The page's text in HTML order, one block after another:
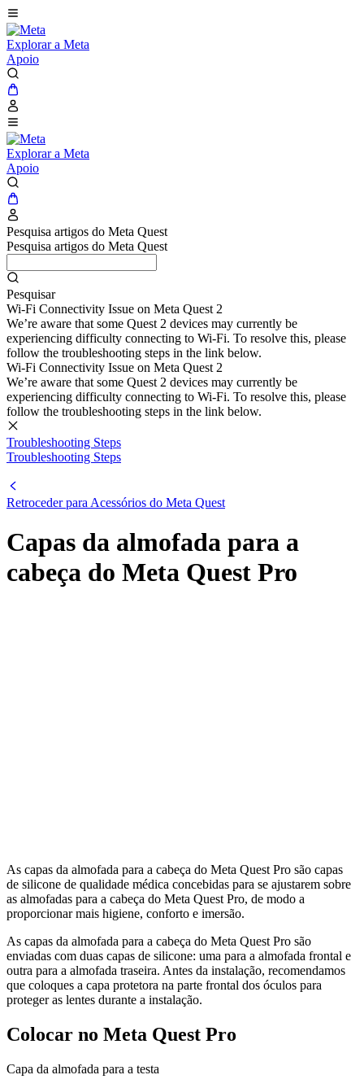
Explorar a Meta
Apoio
Explorar a Meta
Apoio
Pesquisa artigos do Meta Quest
Pesquisa artigos do Meta Quest
Pesquisar
Wi-Fi Connectivity Issue on Meta Quest 2
We’re aware that some Quest 2 devices may currently be
experiencing difficulty connecting to Wi-Fi. To resolve this, please
follow the troubleshooting steps in the link below.
Wi-Fi Connectivity Issue on Meta Quest 2
We’re aware that some Quest 2 devices may currently be
experiencing difficulty connecting to Wi-Fi. To resolve this, please
follow the troubleshooting steps in the link below.
Troubleshooting Steps
Troubleshooting Steps
Retroceder para Acessórios do Meta Quest
Capas da almofada para a
cabeça do Meta Quest Pro
As capas da almofada para a cabeça do Meta Quest Pro são capas
de silicone de qualidade médica concebidas para se ajustarem sobre
as almofadas para a cabeça do Meta Quest Pro, de modo a
proporcionar mais higiene, conforto e imersão.
As capas da almofada para a cabeça do Meta Quest Pro são
enviadas com duas capas de silicone: uma para a almofada frontal e
outra para a almofada traseira. Antes da instalação, recomendamos
que coloques a capa protetora na parte frontal dos óculos para
proteger as lentes durante a instalação.
Colocar no Meta Quest Pro
Capa da almofada para a testa